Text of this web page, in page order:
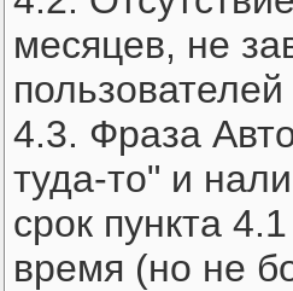
месяцев, не
4.3. Фраза
туда-то" и
срок пункта
время (но не